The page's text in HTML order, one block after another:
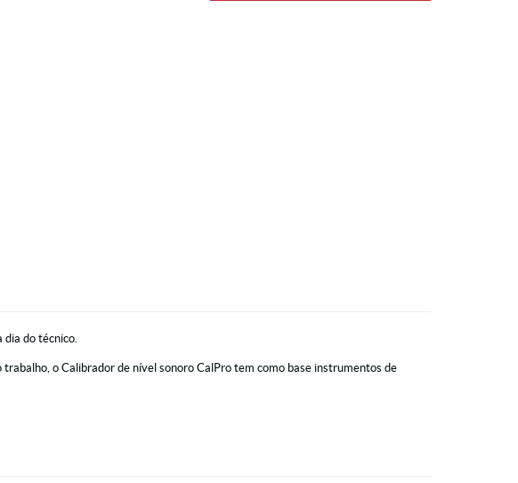
dia do técnico.
o Calibrador de nível sonoro CalPro tem como base instrumentos de